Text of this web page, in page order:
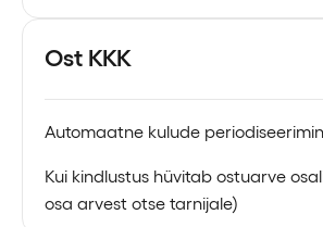
Ost KKK
Automaatne kulude
Kui kindlustus hüvitab ostuarve
osa arvest otse tarnijale)